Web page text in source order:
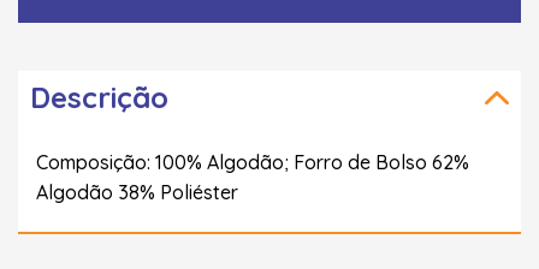
Descrição
Composição: 100% Algodão; Forro de Bolso 62%
Algodão 38% Poliéster